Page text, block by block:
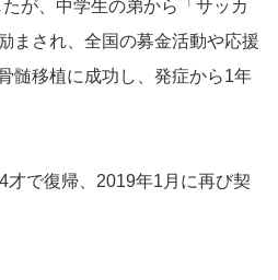
が、中学生の弟から「サッカ
まされ、全国の募金活動や応援
髄移植に成功し、発症から1年
才で復帰、2019年1月に再び契